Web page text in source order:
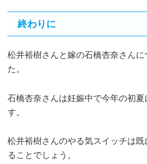
終わりに
松井裕樹さんと嫁の石橋杏奈さんに
た。
石橋杏奈さんは妊娠中で今年の初
す。
松井裕樹さんのやる気スイッチは
ることでしょう。